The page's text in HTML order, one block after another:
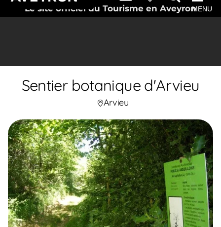
Le site officiel du Tourisme en AveyronMENU
Sentier botanique d'Arvieu
Arvieu